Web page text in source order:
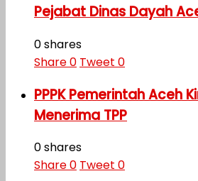
Pejabat Dinas Dayah
0 shares
Share0 Tweet 0
PPPK Pemerintah Aceh
Menerima TPP
0 shares
Share0 Tweet 0